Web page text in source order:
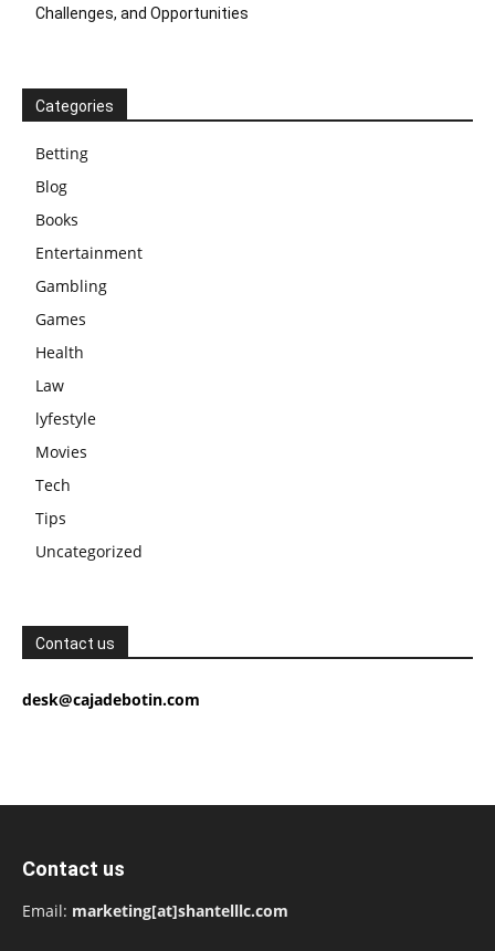
Challenges, and Opportunities
Categories
Betting
Blog
Books
Entertainment
Gambling
Games
Health
Law
lyfestyle
Movies
Tech
Tips
Uncategorized
Contact us
desk@cajadebotin.com
Contact us
Email: marketing[at]shantelllc.com